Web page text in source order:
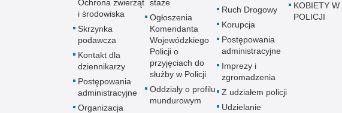
Ochrona zwierząt
i środowiska
Skrzynka
podawcza
Kontakt dla
dziennikarzy
Postępowania
administracyjne
Organizacja
staże
Ogłoszenia
Komendanta
Wojewódzkiego
Policji o
przyjęciach do
służby w Policji
Oddziały o profilu
mundurowym
Ruch Drogowy
Korupcja
Postępowania
administracyjne
Imprezy i
zgromadzenia
Z udziałem policji
Udzielanie
KOBIETY W
POLICJI